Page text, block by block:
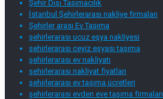
Şehir Dışı Taşımacılık
İstanbul Şehirlerarası nakliye firmaları
Şehirler arası Ev Taşıma
şehirlerarası ucuz eşya nakliyesi
şehirlerarası ceyiz eşyası taşıma
şehirlerarası ev nakliyatı
şehirlerarası nakliyat fiyatları
şehirlerarası ev taşıma ücretleri
şehirlerarası evden eve taşıma firmaları